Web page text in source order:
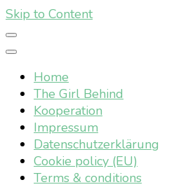
Skip to Content
Home
The Girl Behind
Kooperation
Impressum
Datenschutzerklärung
Cookie policy (EU)
Terms & conditions